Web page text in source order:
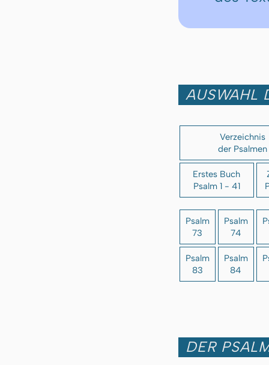
AUSWAHL
Verzeichnis
der Psalmen
Erstes Buch
Psalm 1 - 41
Psalm
73
Psalm
74
Psalm
83
Psalm
84
DER